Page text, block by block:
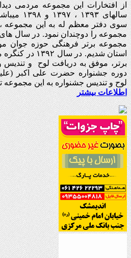
از افتخارات این مجموعه مردمی
سوی دفتر معظم له به این مجموعه
مجموعه برتر فرهنگی حوزه جوان
استان شدیم. در
برتر، موفق به دریافت لوح و تندیس
دوره جشنواره حضرت علی اکبر
لوح و تندیس جشنواره به این
اطلاعات بیشتر